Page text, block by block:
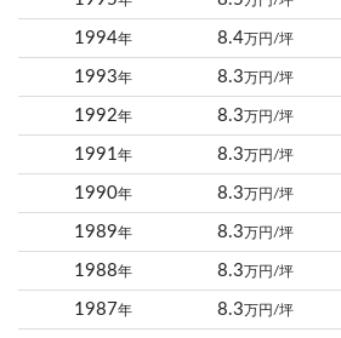
1994年 8.4万円/坪
1993年 8.3 万円/坪
1992年 8.3 万円/坪
1991年 8.3 万円/坪
1990年 8.3 万円/坪
1989年 8.3 万円/坪
1988年 8.3 万円/坪
1987年 8.3 万円/坪